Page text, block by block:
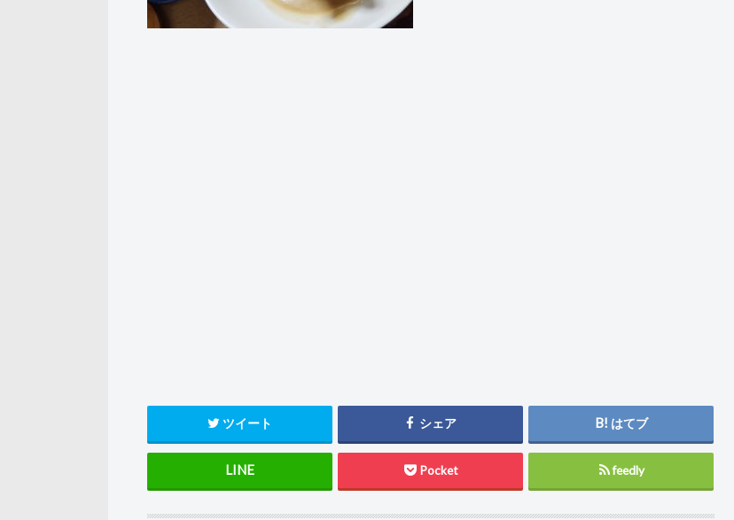
ツイート シェア はてブ
Pocket feedly